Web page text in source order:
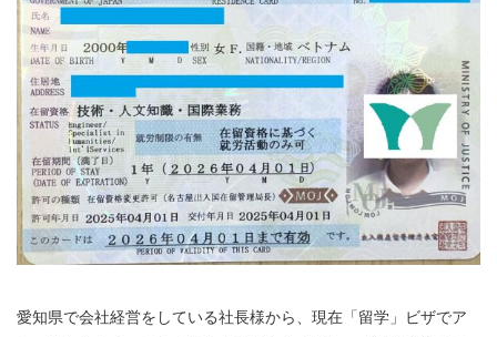
愛知県で会社経営をしている社長様から、現在「留学」ビザでア